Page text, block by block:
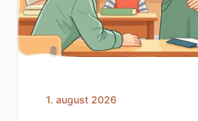
1. august 2026